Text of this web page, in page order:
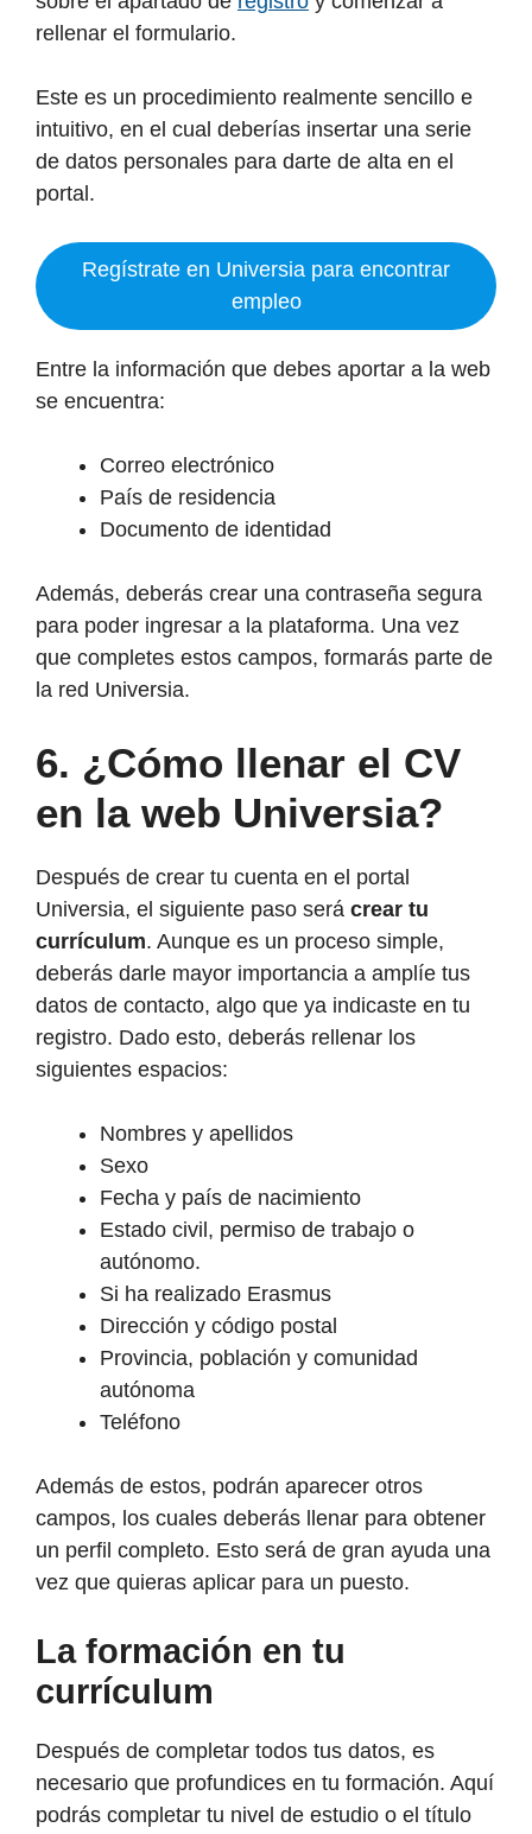
rellenar el formulario.
Este es un procedimiento realmente sencillo e
intuitivo, en el cual deberías insertar una serie
de datos personales para darte de alta en el
portal.
Regístrate en Universia para encontrar
empleo
Entre la información que debes aportar a la web
se encuentra:
Correo electrónico
País de residencia
Documento de identidad
Además, deberás crear una contraseña segura
para poder ingresar a la plataforma. Una vez
que completes estos campos, formarás parte de
la red Universia.
6. ¿Cómo llenar el CV
en la web Universia?
Después de crear tu cuenta en el portal
Universia, el siguiente paso será crear tu
currículum. Aunque es un proceso simple,
deberás darle mayor importancia a amplíe tus
datos de contacto, algo que ya indicaste en tu
registro. Dado esto, deberás rellenar los
siguientes espacios:
Nombres y apellidos
Sexo
Fecha y país de nacimiento
Estado civil, permiso de trabajo o
autónomo.
Si ha realizado Erasmus
Dirección y código postal
Provincia, población y comunidad
autónoma
Teléfono
Además de estos, podrán aparecer otros
campos, los cuales deberás llenar para obtener
un perfil completo. Esto será de gran ayuda una
vez que quieras aplicar para un puesto.
La formación en tu
currículum
Después de completar todos tus datos, es
necesario que profundices en tu formación. Aquí
podrás completar tu nivel de estudio o el título